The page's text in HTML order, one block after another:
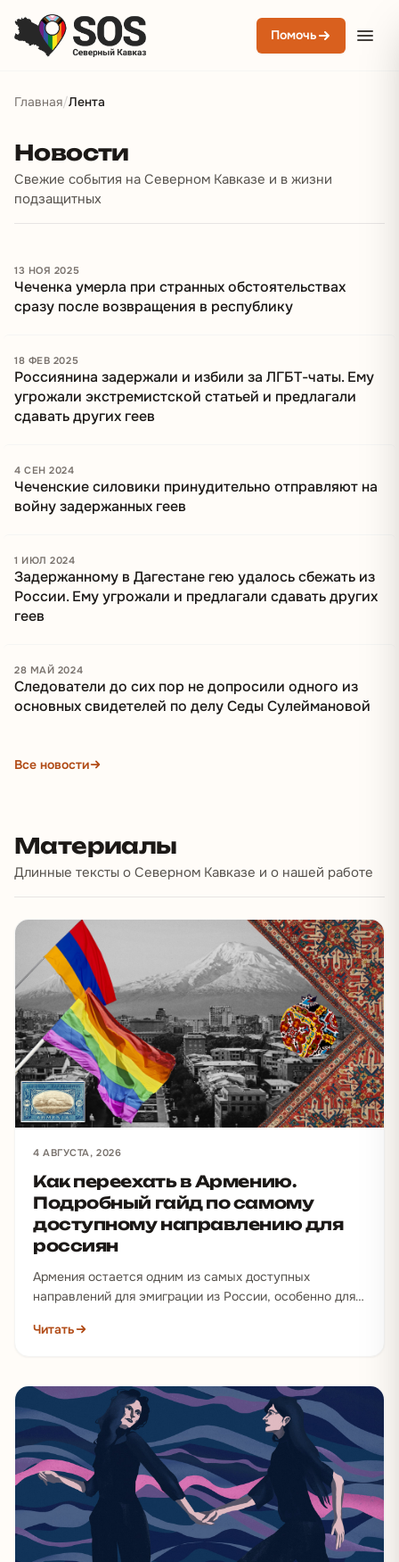
Помочь
Главная/Лента
Новости и материалы
Новости
Свежие события на Северном Кавказе и в жизни
подзащитных
13 НОЯ 2025
Чеченка умерла при странных обстоятельствах
сразу после возвращения в республику
18 ФЕВ 2025
Россиянина задержали и избили за ЛГБТ-чаты. Ему
угрожали экстремистской статьей и предлагали
сдавать других геев
4 СЕН 2024
Чеченские силовики принудительно отправляют на
войну задержанных геев
1 ИЮЛ 2024
Задержанному в Дагестане гею удалось сбежать из
России. Ему угрожали и предлагали сдавать других
геев
28 МАЙ 2024
Следователи до сих пор не допросили одного из
основных свидетелей по делу Седы Сулеймановой
Все новости
Материалы
Длинные тексты о Северном Кавказе и о нашей работе
4 АВГУСТА, 2026
Как переехать в Армению.
Подробный гайд по самому
доступному направлению для
россиян
Армения остается одним из самых доступных
направлений для эмиграции из России, особенно для
Читать